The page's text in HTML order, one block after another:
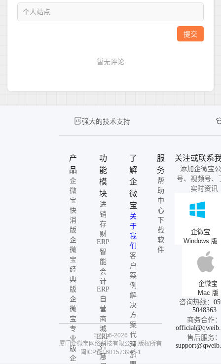
强大的技术支持
产
品
企
微
宝
快
消
版
企
微
宝
经
典
版
企
微
宝
专
业
版
企
功
能
模
块
进
销
存
财
ERP
智
能
会
计
ERP
自
营
商
城
ERP
智
慧
了
解
企
微
宝
关
于
我
们
客
户
案
例
解
决
方
案
代
理
加
服
务
帮
助
中
心
下
载
软
件
关注或联系
添加企微宝
号、视频号、
实时资讯
企微宝
Windows 版
企微宝
Mac 版
咨询热线：
5048363
商务合作：
售后服务：
©2016-2026
厦门企微宝网络科技有限公司 版权所有
闽ICP备16015739号-1